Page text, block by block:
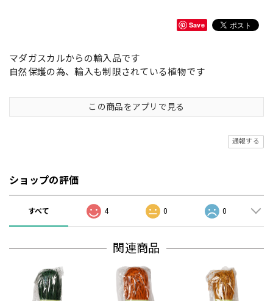
Save
マダガスカルからの輸入品です
自然保護の為、輸入も制限されている植物です
この商品をアプリで見る
通報する
ショップの評価
すべて 4 0 0
関連商品